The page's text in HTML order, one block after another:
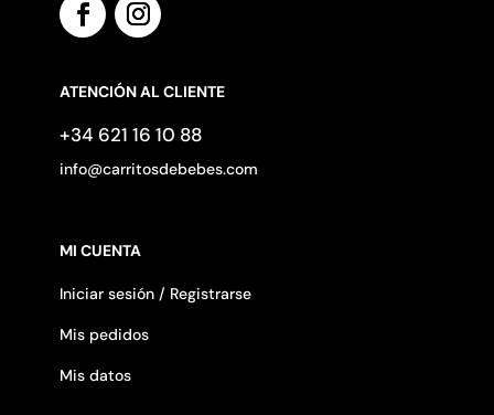
ATENCIÓN AL CLIENTE
+34 621 16 10 88
info@carritosdebebes.com
MI CUENTA
Iniciar sesión / Registrarse
Mis pedidos
Mis datos